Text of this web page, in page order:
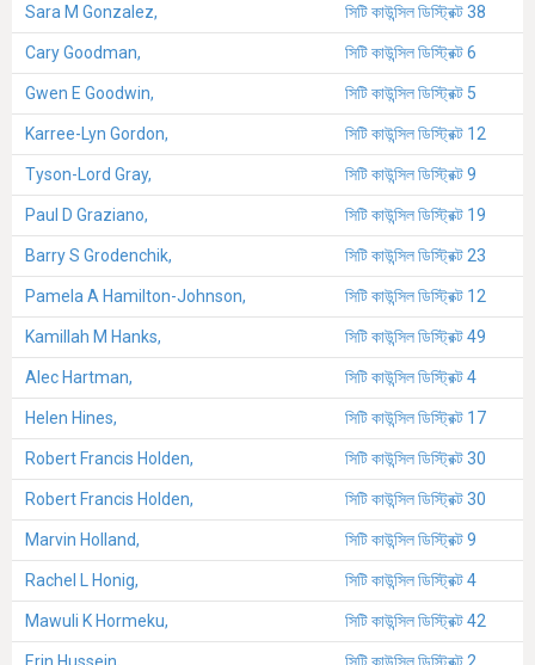
Sara M Gonzalez, সিটি কাউন্সিল ডিস্ট্রিক্ট 38
Cary Goodman, সিটি কাউন্সিল ডিস্ট্রিক্ট 6
Gwen E Goodwin, সিটি কাউন্সিল ডিস্ট্রিক্ট 5
Karree-Lyn Gordon, সিটি কাউন্সিল ডিস্ট্রিক্ট 12
Tyson-Lord Gray, সিটি কাউন্সিল ডিস্ট্রিক্ট 9
Paul D Graziano, সিটি কাউন্সিল ডিস্ট্রিক্ট 19
Barry S Grodenchik, সিটি কাউন্সিল ডিস্ট্রিক্ট 23
Pamela A Hamilton-Johnson, সিটি কাউন্সিল ডিস্ট্রিক্ট 12
Kamillah M Hanks, সিটি কাউন্সিল ডিস্ট্রিক্ট 49
Alec Hartman, সিটি কাউন্সিল ডিস্ট্রিক্ট 4
Helen Hines, সিটি কাউন্সিল ডিস্ট্রিক্ট 17
Robert Francis Holden, সিটি কাউন্সিল ডিস্ট্রিক্ট 30
Robert Francis Holden, সিটি কাউন্সিল ডিস্ট্রিক্ট 30
Marvin Holland, সিটি কাউন্সিল ডিস্ট্রিক্ট 9
Rachel L Honig, সিটি কাউন্সিল ডিস্ট্রিক্ট 4
Mawuli K Hormeku, সিটি কাউন্সিল ডিস্ট্রিক্ট 42